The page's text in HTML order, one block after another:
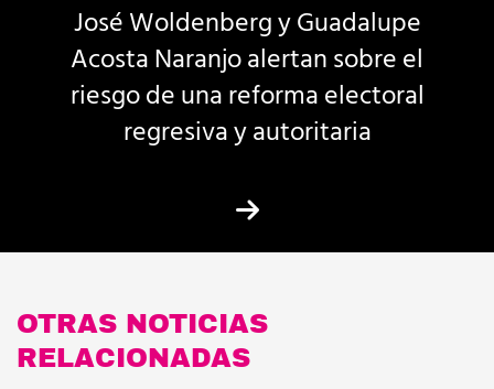
José Woldenberg y Guadalupe
Acosta Naranjo alertan sobre el
riesgo de una reforma electoral
regresiva y autoritaria
OTRAS NOTICIAS
RELACIONADAS